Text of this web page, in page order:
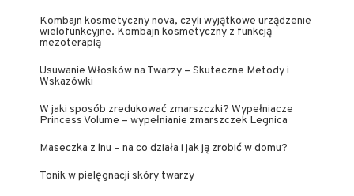
Kombajn kosmetyczny nova, czyli wyjątkowe urządzenie
wielofunkcyjne. Kombajn kosmetyczny z funkcją
mezoterapią
Usuwanie Włosków na Twarzy – Skuteczne Metody i
Wskazówki
W jaki sposób zredukować zmarszczki? Wypełniacze
Princess Volume – wypełnianie zmarszczek Legnica
Maseczka z lnu – na co działa i jak ją zrobić w domu?
Tonik w pielęgnacji skóry twarzy